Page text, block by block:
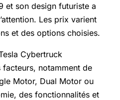
et son design futuriste a
Les prix varient
et des options choisies.
Cybertruck
notamment de
Motor, Dual Motor ou
des fonctionnalités et